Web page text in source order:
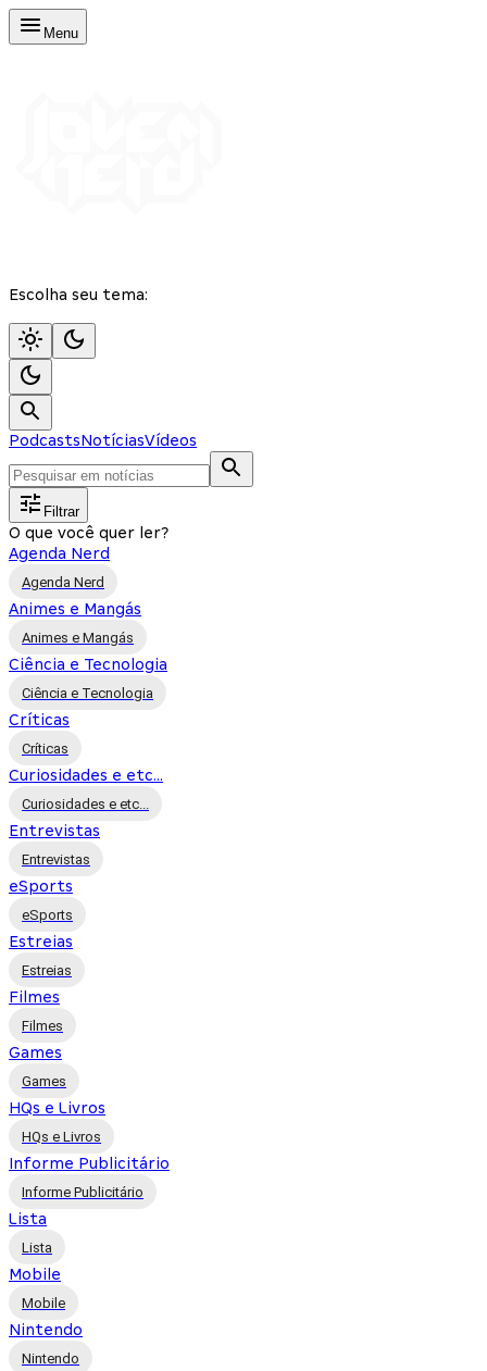
Menu
Escolha seu tema:
PodcastsNotíciasVídeos
Filtrar
O que você quer ler?
Agenda Nerd
Agenda Nerd
Animes e Mangás
Animes e Mangás
Ciência e Tecnologia
Ciência e Tecnologia
Críticas
Críticas
Curiosidades e etc...
Curiosidades e etc...
Entrevistas
Entrevistas
eSports
eSports
Estreias
Estreias
Filmes
Filmes
Games
Games
HQs e Livros
HQs e Livros
Informe Publicitário
Informe Publicitário
Lista
Lista
Mobile
Mobile
Nintendo
Nintendo